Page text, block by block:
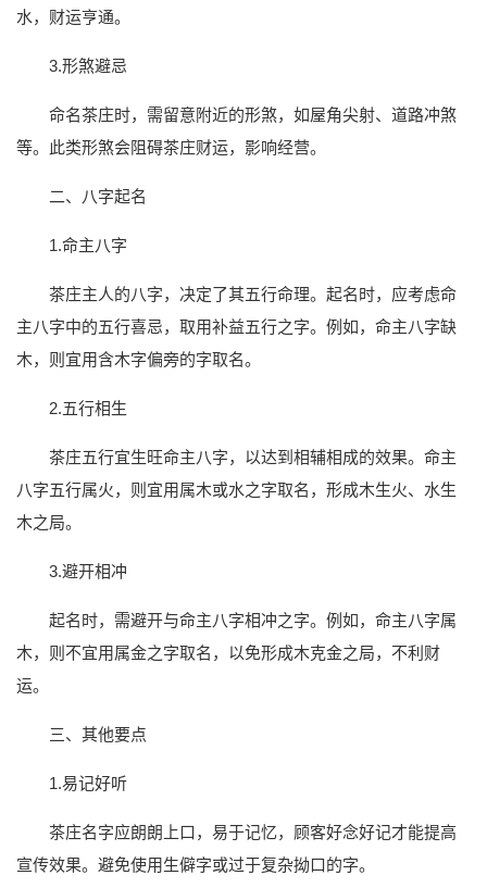
水，财运亨通。
3.形煞避忌
命名茶庄时，需留意附近的形煞，如屋角尖射、道路冲煞
等。此类形煞会阻碍茶庄财运，影响经营。
二、八字起名
1.命主八字
茶庄主人的八字，决定了其五行命理。起名时，应考虑命
主八字中的五行喜忌，取用补益五行之字。例如，命主八字缺
木，则宜用含木字偏旁的字取名。
2.五行相生
茶庄五行宜生旺命主八字，以达到相辅相成的效果。命主
八字五行属火，则宜用属木或水之字取名，形成木生火、水生
木之局。
3.避开相冲
起名时，需避开与命主八字相冲之字。例如，命主八字属
木，则不宜用属金之字取名，以免形成木克金之局，不利财
运。
三、其他要点
1.易记好听
茶庄名字应朗朗上口，易于记忆，顾客好念好记才能提高
宣传效果。避免使用生僻字或过于复杂拗口的字。